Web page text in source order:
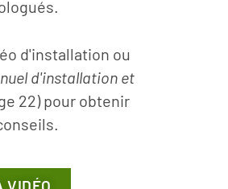
d'installation ou
d'installation et
22) pour obtenir